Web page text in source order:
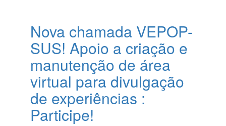
Nova chamada VEPOP-
SUS! Apoio a criação e
manutenção de área
virtual para divulgação
de experiências :
Participe!